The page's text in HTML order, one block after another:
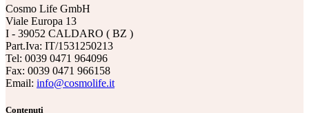
Cosmo Life GmbH
Viale Europa 13
I - 39052 CALDARO ( BZ )
Part.Iva: IT/1531250213
Tel: 0039 0471 964096
Fax: 0039 0471 966158
Email: info@cosmolife.it
Contenuti